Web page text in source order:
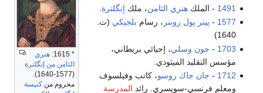
* 1615:
هنري
الثامن من إنگلترة
(1577-1640).
محروم من كنيسة
1491 - الملكهنري الثامن، ملك إنگلترة
1577
- پيتر پول روبنز ، رسام بلجيكي (ت.
1640)
1703
- جون وسلي، إحيائي بريطاني،
مؤسس التقليد الميثودي.
1712
- جان جاك روسو، كاتب وفيلسوف
ومعلم فرنسي-سويسري. رائد المدرسة